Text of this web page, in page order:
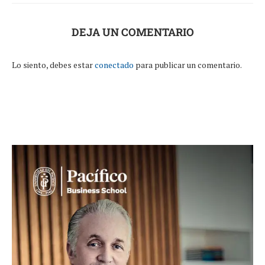
DEJA UN COMENTARIO
Lo siento, debes estarconectado para publicar un comentario.